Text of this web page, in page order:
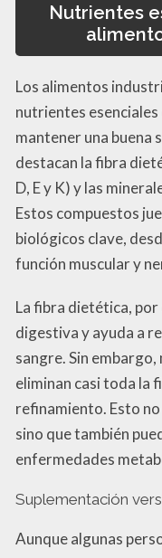
Nutrientes
Los alimentos
nutrientes
mantener una buena
destacan la fibra
D, E y K) y las
Estos compuestos
biológicos clave,
función muscular y
La fibra dietética, por
digestiva y ayuda a
sangre. Sin
eliminan casi toda la
refinamiento. Esto
sino que también
enfermedades
Suplementación
Aunque algunas